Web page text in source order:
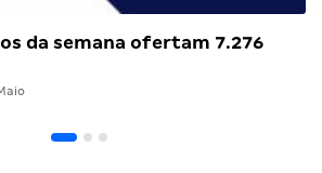
da semana ofertam 7.276